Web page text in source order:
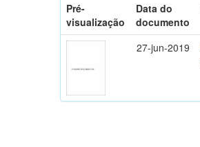
Pré-
visualização
Data do
documento
27-jun-2019